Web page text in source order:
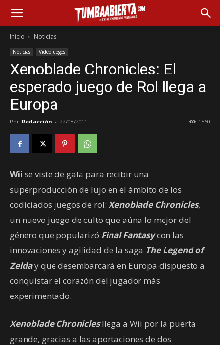
Inicio Noticias
Noticias Videojuegos
Xenoblade Chronicles: El
esperado juego de Rol llega a
Europa
Por Redacción - 22/08/2011 1560
Wii se viste de gala para recibir una
superproducción de lujo en el ámbito de los
codiciados juegos de rol: Xenoblade Chronicles,
un nuevo juego de culto que aúna lo mejor del
género que popularizó Final Fantasycon las
innovaciones y agilidad de la saga The Legend of
Zelday que desembarcará en Europa dispuesto a
conquistar el corazón del jugador más
experimentado.
Xenoblade Chroniclesllega a Wii por la puerta
grande, gracias a las aportaciones de dos